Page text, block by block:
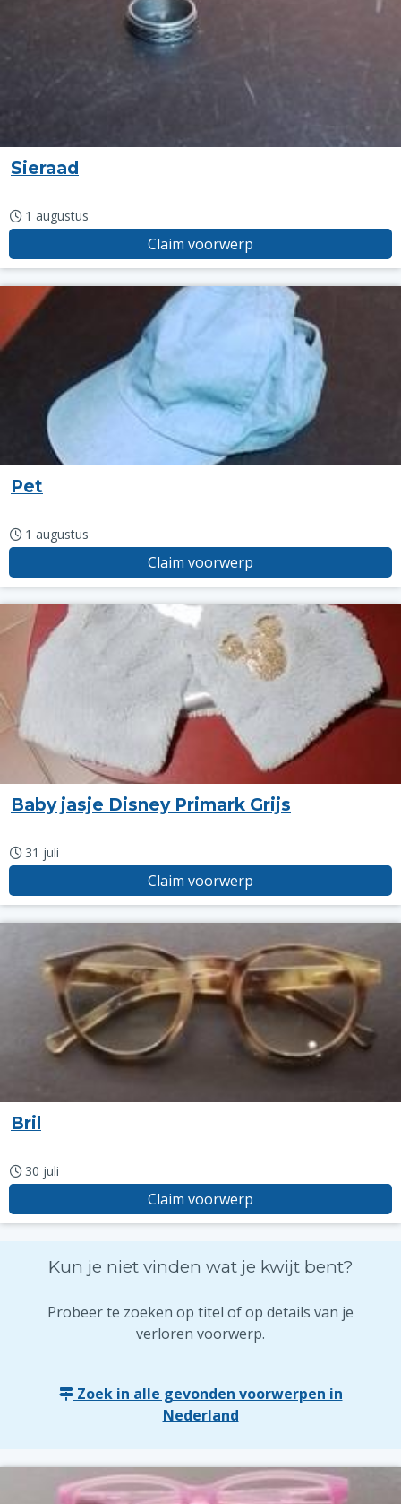
Sieraad
1 augustus
Claim voorwerp
Pet
1 augustus
Claim voorwerp
Baby jasje Disney Primark Grijs
31 juli
Claim voorwerp
Bril
30 juli
Claim voorwerp
Kun je niet vinden wat je kwijt bent?
Probeer te zoeken op titel of op details van je
verloren voorwerp.
Zoek in alle gevonden voorwerpen in
Nederland